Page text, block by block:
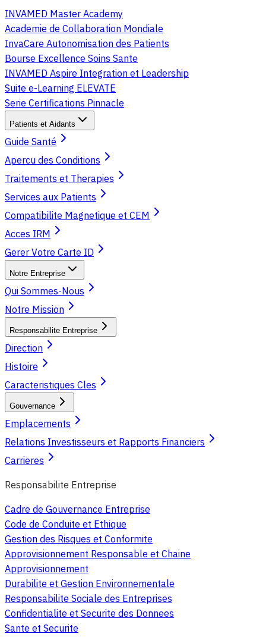
INVAMED Master Academy
Academie de Collaboration Mondiale
InvaCare Autonomisation des Patients
Bourse Excellence Soins Sante
INVAMED Aspire Integration et Leadership
Suite e-Learning ELEVATE
Serie Certifications Pinnacle
Patients et Aidants
Guide Santé
Apercu des Conditions
Traitements et Therapies
Services aux Patients
Compatibilite Magnetique et CEM
Acces IRM
Gerer Votre Carte ID
Notre Entreprise
Qui Sommes-Nous
Notre Mission
Responsabilite Entreprise
Direction
Histoire
Caracteristiques Cles
Gouvernance
Emplacements
Relations Investisseurs et Rapports Financiers
Carrieres
Responsabilite Entreprise
Cadre de Gouvernance Entreprise
Code de Conduite et Ethique
Gestion des Risques et Conformite
Approvisionnement Responsable et Chaine
Approvisionnement
Durabilite et Gestion Environnementale
Responsabilite Sociale des Entreprises
Confidentialite et Securite des Donnees
Sante et Securite